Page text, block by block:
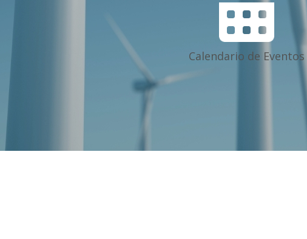
Calendario de Eventos